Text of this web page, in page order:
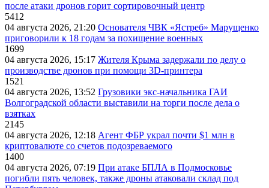
после атаки дронов горит сортировочный центр
5412
04 августа 2026, 21:20 Основателя ЧВК «Ястреб» Марущенко
приговорили к 18 годам за похищение военных
1699
04 августа 2026, 15:17 Жителя Крыма задержали по делу о
производстве дронов при помощи 3D‑принтера
1521
04 августа 2026, 13:52 Грузовики экс-начальника ГАИ
Волгоградской области выставили на торги после дела о
взятках
2145
04 августа 2026, 12:18 Агент ФБР украл почти $1 млн в
криптовалюте со счетов подозреваемого
1400
04 августа 2026, 07:19 При атаке БПЛА в Подмосковье
погибли пять человек, также дроны атаковали склад под